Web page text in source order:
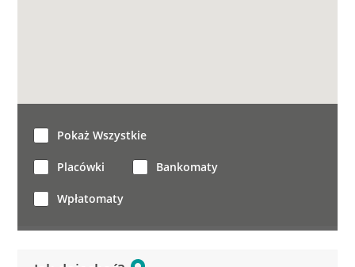
Pokaż Wszystkie
Placówki Bankomaty
Wpłatomaty